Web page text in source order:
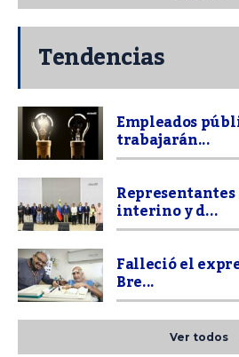
Tendencias
Empleados
trabajarán...
interino y d...
Falleció el
Bre...
Ver todos